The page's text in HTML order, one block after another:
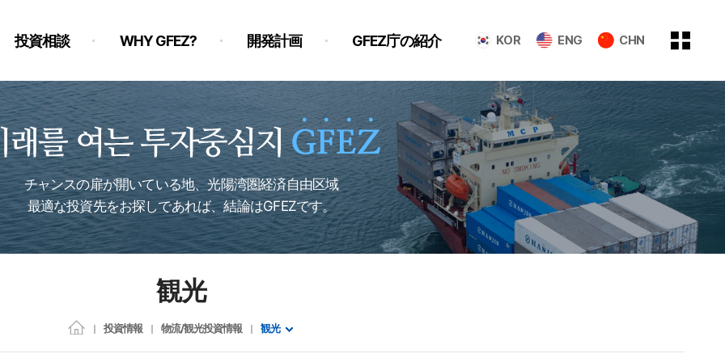
KOR ENG CHN
投資相談 WHY GFEZ? 開発計画 GFEZ庁の紹介
チャンスの扉が開いている地、光陽湾圏経済自由区域
最適な投資先をお探しであれば、結論はGFEZです。
観光
投資情報 物流/観光投資情報 観光